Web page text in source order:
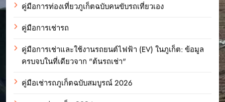
คู่มือการท่องเที่ยวภูเก็ตฉบับคนขับรถเที่ยวเอง
คู่มือการเช่ารถ
คู่มือการเช่าและใช้งานรถยนต์ไฟฟ้า (EV) ในภูเก็ต: ข้อมูล
ครบจบในที่เดียวจาก "ต้นรถเช่า"
คู่มือเช่ารถภูเก็ตฉบับสมบูรณ์ 2026